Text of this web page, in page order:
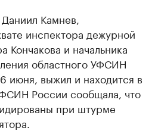
Камнев,
инспектора дежурной
и начальника
областного УФСИН
июня, выжил и находится в
России сообщала, что
при штурме